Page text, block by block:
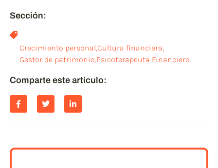
Sección:
Crecimiento personal,Cultura financiera,
Gestor de patrimonio,Psicoterapeuta Financiero
Comparte este artículo: